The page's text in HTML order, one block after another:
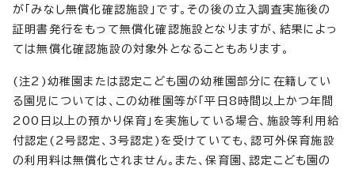
が「みなし無償化確認施設」です。その後の立入調査実施後の
証明書発行をもって無償化確認施設となりますが、結果によっ
ては無償化確認施設の対象外となることもあります。
(注2)幼稚園または認定こども園の幼稚園部分に在籍してい
る園児については、この幼稚園等が「平日8時間以上かつ年間
200日以上の預かり保育」を実施している場合、施設等利用給
付認定(2号認定、3号認定)を受けていても、認可外保育施設
の利用料は無償化されません。また、保育園、認定こども園の